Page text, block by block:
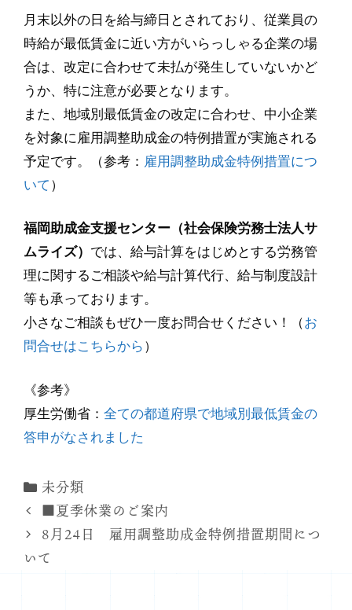
月末以外の日を給与締日とされており、従業員の
時給が最低賃金に近い方がいらっしゃる企業の場
合は、改定に合わせて未払が発生していないかど
うか、特に注意が必要となります。
また、地域別最低賃金の改定に合わせ、中小企業
を対象に雇用調整助成金の特例措置が実施される
予定です。（参考： 雇用調整助成金特例措置につ
いて）
福岡助成金支援センター（社会保険労務士法人サ
ムライズ） では、給与計算をはじめとする労務管
理に関するご相談や給与計算代行、給与制度設計
等も承っております。
小さなご相談もぜひ一度お問合せください！（お
問合せはこちらから）
《参考》
厚生労働省： 全ての都道府県で地域別最低賃金の
答申がなされました
カ
テ
ゴ
リ
ー
未分類
■夏季休業のご案内
8月24日 雇用調整助成金特例措置期間につ
いて